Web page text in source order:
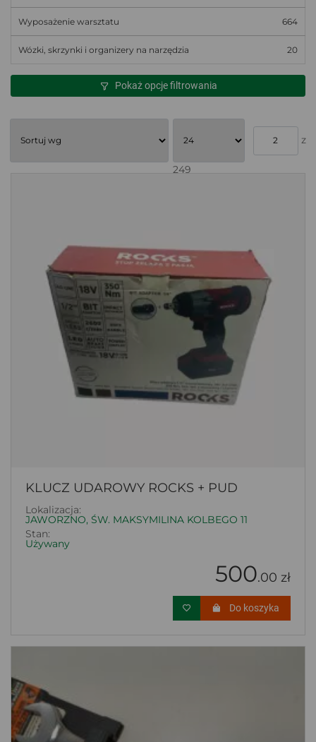
Wyposażenie warsztatu 664
Wózki, skrzynki i organizery na narzędzia 20
Pokaż opcje filtrowania
249
KLUCZ UDAROWY ROCKS + PUD
Lokalizacja:
JAWORZNO, ŚW. MAKSYMILINA KOLBEGO 11
Stan:
Używany
500.00 zł
Do koszyka